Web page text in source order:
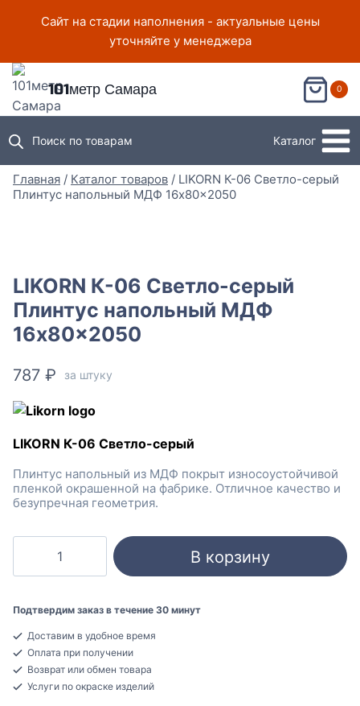
Сайт на стадии наполнения - актуальные цены
уточняйте у менеджера
101метр Самара 0
Поиск по товарам Каталог
Главная / Каталог товаров / LIKORN К-06 Светло-серый
Плинтус напольный МДФ 16x80x2050
LIKORN К-06 Светло-серый
Плинтус напольный МДФ
16x80x2050
787 ₽ за штуку
LIKORN К-06 Светло-серый
Плинтус напольный из МДФ покрыт износоустойчивой
пленкой окрашенной на фабрике. Отличное качество и
безупречная геометрия.
К-06
серый
Плинтус
напольный
В корзину
Подтвердим заказ в течение 30 минут
Доставим в удобное время
Оплата при получении
Возврат или обмен товара
Услуги по окраске изделий